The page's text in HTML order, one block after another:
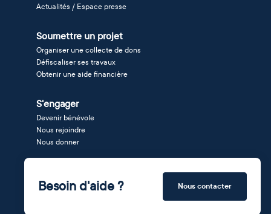
Actualités / Espace presse
Soumettre un projet
Organiser une collecte de dons
Défiscaliser ses travaux
Obtenir une aide financière
S'engager
Devenir bénévole
Nous rejoindre
Nous donner
Besoin d'aide ? Nous contacter